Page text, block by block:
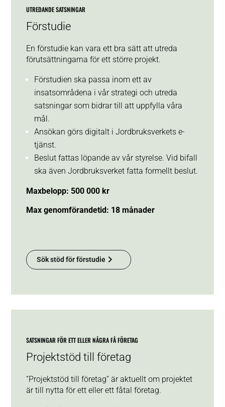
UTREDANDE SATSNINGAR
Förstudie
En förstudie kan vara ett bra sätt att utreda
förutsättningarna för ett större projekt.
Förstudien ska passa inom ett av
insatsområdena i vår strategi och utreda
satsningar som bidrar till att uppfylla våra
mål.
Ansökan görs digitalt i Jordbruksverkets e-
tjänst.
Beslut fattas löpande av vår styrelse. Vid bifall
ska även Jordbruksverket fatta formellt beslut.
Maxbelopp: 500 000 kr
Max genomförandetid: 18 månader
Sök stöd för förstudie
SATSNINGAR FÖR ETT ELLER NÅGRA FÅ FÖRETAG
Projektstöd till företag
”Projektstöd till företag” är aktuellt om projektet
är till nytta för ett eller ett fåtal företag.